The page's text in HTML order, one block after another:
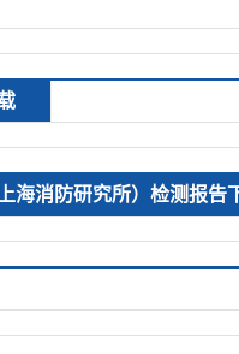
海消防研究所）检测报告